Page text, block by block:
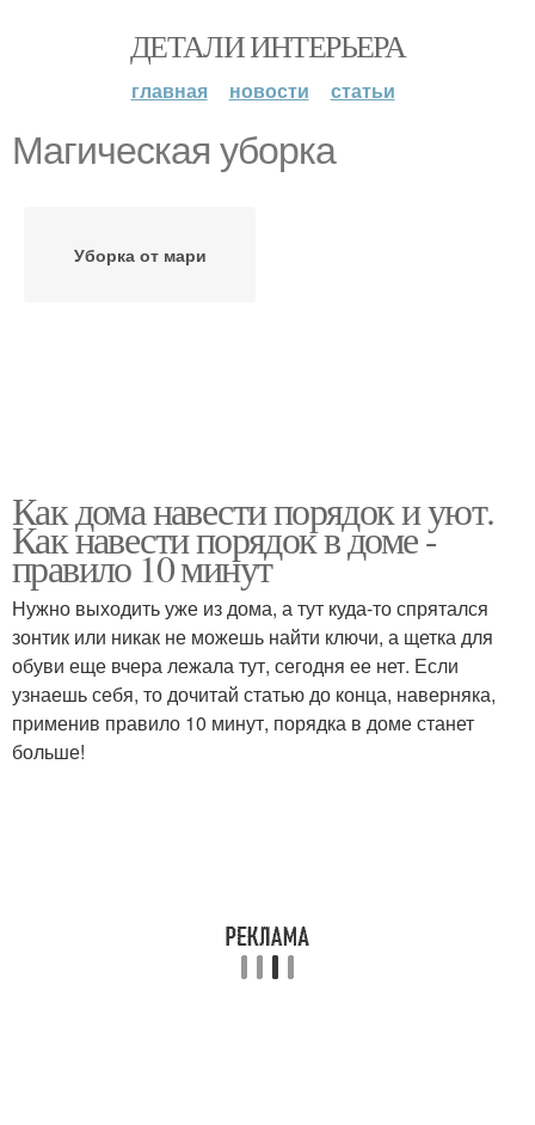
ДЕТАЛИ ИНТЕРЬЕРА
главная новости статьи
Магическая уборка
Уборка от мари
Как дома навести порядок и уют.
Как навести порядок в доме -
правило 10 минут
Нужно выходить уже из дома, а тут куда-то спрятался
зонтик или никак не можешь найти ключи, а щетка для
обуви еще вчера лежала тут, сегодня ее нет. Если
узнаешь себя, то дочитай статью до конца, наверняка,
применив правило 10 минут, порядка в доме станет
больше!